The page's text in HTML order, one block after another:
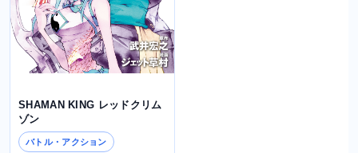
SHAMAN KING レッドクリム
ゾン
バトル・アクション